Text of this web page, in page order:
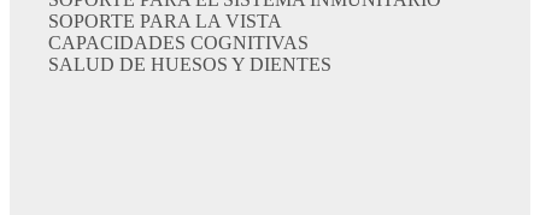
SOPORTE PARA LA VISTA
CAPACIDADES COGNITIVAS
SALUD DE HUESOS Y DIENTES